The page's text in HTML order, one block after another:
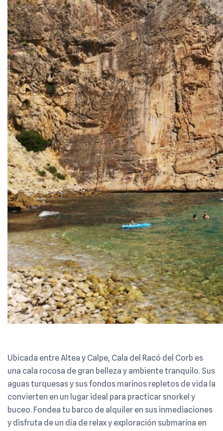
Ubicada entre Altea y Calpe, Cala del Racó del Corb es
una cala rocosa de gran belleza y ambiente tranquilo. Sus
aguas turquesas y sus fondos marinos repletos de vida la
convierten en un lugar ideal para practicar snorkel y
buceo. Fondea tu barco de alquiler en sus inmediaciones
y disfruta de un día de relax y exploración submarina en